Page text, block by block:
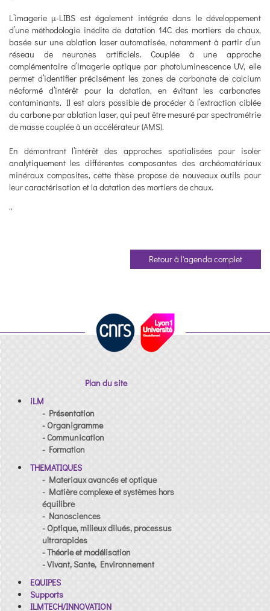
L’imagerie µ-LIBS est également intégrée dans le développement
d’une méthodologie inédite de datation 14C des mortiers de chaux,
basée sur une ablation laser automatisée, notamment à partir d’un
réseau de neurones artificiels. Couplée à une approche
complémentaire d’imagerie optique par photoluminescence UV, elle
permet d’identifier précisément les zones de carbonate de calcium
néoformé d’intérêt pour la datation, en évitant les carbonates
contaminants. Il est alors possible de procéder à l’extraction ciblée
du carbone par ablation laser, qui peut être mesuré par spectrométrie
de masse couplée à un accélérateur (AMS).
En démontrant l’intérêt des approches spatialisées pour isoler
analytiquement les différentes composantes des archéomatériaux
minéraux composites, cette thèse propose de nouveaux outils pour
leur caractérisation et la datation des mortiers de chaux.
''
Retour à l'agenda complet
Plan du site
iLM
- Présentation
- Organigramme
- Communication
- Formation
THEMATIQUES
- Materiaux avancés et optique
- Matière complexe et systèmes hors
équilibre
- Nanosciences
- Optique, milieux dilués, processus
ultrarapides
- Théorie et modélisation
- Vivant, Sante, Environnement
EQUIPES
Supports
ILMTECH/INNOVATION